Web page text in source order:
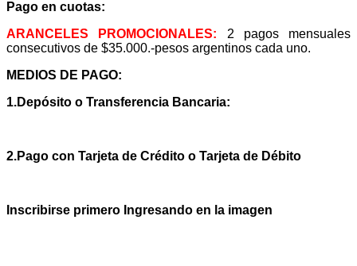
Pago en cuotas:
ARANCELES PROMOCIONALES: 2 pagos mensuales
consecutivos de $35.000.-pesos argentinos cada uno.
MEDIOS DE PAGO:
1.Depósito o Transferencia Bancaria:
2.Pago con Tarjeta de Crédito o Tarjeta de Débito
Inscribirse primero Ingresando en la imagen